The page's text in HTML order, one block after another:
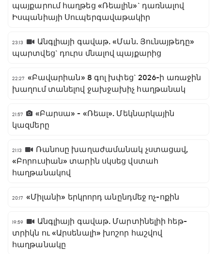
պայքարում հաղթեց «Ռեալին»` դառնալով
Իսպանիայի Սուպերգավաթակիր
23:13
Անգլիայի գավաթ. «Ման. Յունայթեդը»
պարտվեց` դուրս մնալով պայքարից
22:27 «Բավարիան» 8 գոլ խփեց` 2026-ի առաջին
խաղում տանելով ջախջախիչ հաղթանակ
21:57
«Բարսա» - «Ռեալ». Մեկնարկային
կազմերը
21:13
Ռանոսը խաղաժամանակ չստացավ,
«Բորուսիան» տարին սկսեց վստահ
հաղթանակով
20:17 «Միլանի» երկրորդ անընդմեջ ոչ-ոքին
19:59
Անգլիայի գավաթ. Մարտինելիի հեթ-
տրիկն ու «Արսենալի» խոշոր հաշվով
հաղթանակը